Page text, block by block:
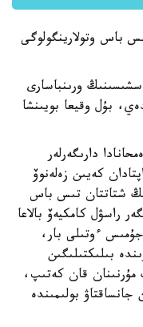
باس وتولارينگولوگى
ورىنباسارى
بۇل وقيعا بويىنشا
مامىردا ورال قالاسىنداعى №5 -ەمحانادا دارىگەرلەر
كەيىن زەلەنوۆ
شتاتتان تىس باس
راسۋل كامكيەۆ بالاعا
استام جۇمىس ءوتىلى بار،
بىلىكتىلىگىن
مۇرنىنان قان كەتىپ،
بولىمىندە